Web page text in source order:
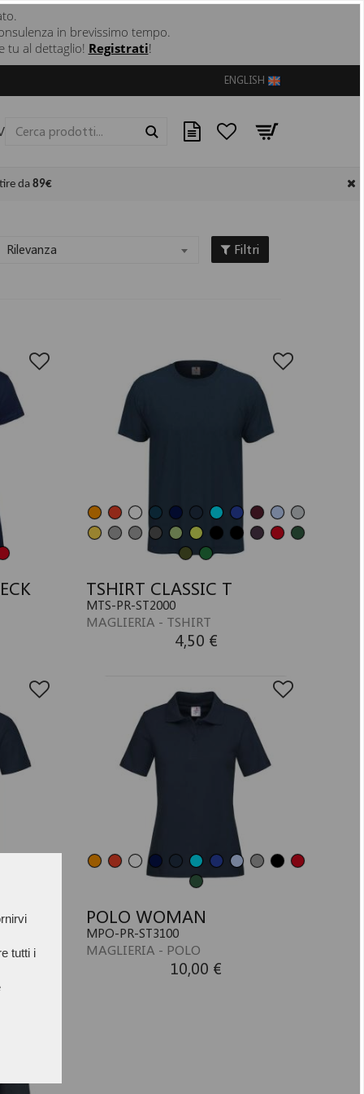
tutti i
in brevissimo tempo.
tu al dettaglio! Registrati!
ENGLISH
CONTATTI
da 89€
Rilevanza Filtri
TSHIRT CLASSIC T
MTS-PR-ST2000
MAGLIERIA - TSHIRT
4,50 €
POLO WOMAN
MPO-PR-ST3100
MAGLIERIA - POLO
10,00 €